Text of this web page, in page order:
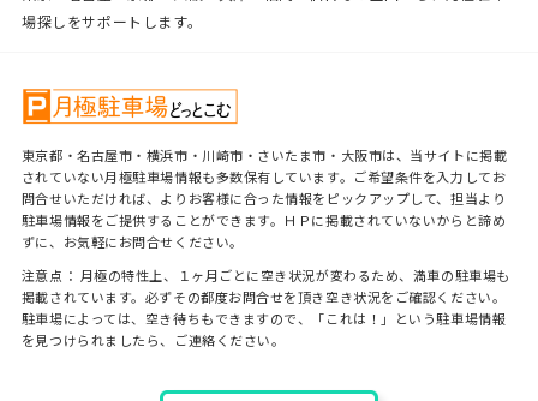
場探しをサポートします。
東京都・名古屋市・横浜市・川崎市・さいたま市・大阪市は、当サイトに掲載
されていない月極駐車場情報も多数保有しています。ご希望条件を入力してお
問合せいただければ、よりお客様に合った情報をピックアップして、担当より
駐車場情報をご提供することができます。ＨＰに掲載されていないからと諦め
ずに、お気軽にお問合せください。
注意点： 月極の特性上、１ヶ月ごとに空き状況が変わるため、満車の駐車場も
掲載されています。必ずその都度お問合せを頂き空き状況をご確認ください。
駐車場によっては、空き待ちもできますので、「これは！」という駐車場情報
を見つけられましたら、ご連絡ください。